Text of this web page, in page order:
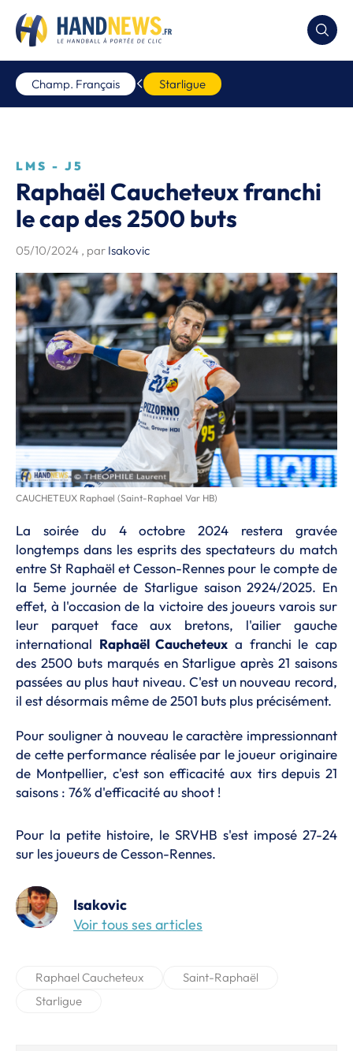
Champ. Français Starligue
LMS - J5
Raphaël Caucheteux franchi
le cap des 2500 buts
05/10/2024 , par Isakovic
CAUCHETEUX Raphael (Saint-Raphael Var HB)
La soirée du 4 octobre 2024 restera gravée
longtemps dans les esprits des spectateurs du match
entre St Raphaël et Cesson-Rennes pour le compte de
la 5eme journée de Starligue saison 2924/2025. En
effet, à l'occasion de la victoire des joueurs varois sur
leur parquet face aux bretons, l'ailier gauche
international Raphaël Caucheteux a franchi le cap
des 2500 buts marqués en Starligue après 21 saisons
passées au plus haut niveau. C'est un nouveau record,
il est désormais même de 2501 buts plus précisément.
Pour souligner à nouveau le caractère impressionnant
de cette performance réalisée par le joueur originaire
de Montpellier, c'est son efficacité aux tirs depuis 21
saisons : 76% d'efficacité au shoot !
Pour la petite histoire, le SRVHB s'est imposé 27-24
sur les joueurs de Cesson-Rennes.
Isakovic
Voir tous ses articles
Raphael Caucheteux
Saint-Raphaël
Starligue